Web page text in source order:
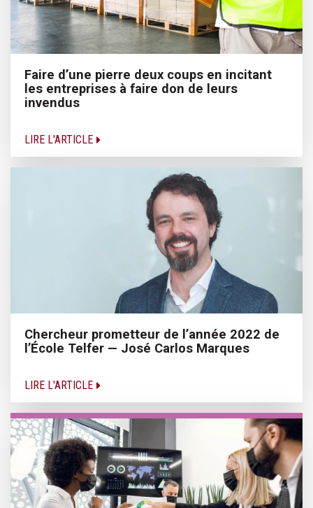
Faire d’une pierre deux coups en incitant
les entreprises à faire don de leurs
invendus
LIRE L'ARTICLE
Chercheur prometteur de l’année 2022 de
l’École Telfer — José Carlos Marques
LIRE L'ARTICLE